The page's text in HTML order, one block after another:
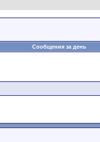
Сообщения за день